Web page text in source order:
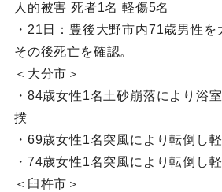
人的被害 死者1名 軽傷5名
・21日：豊後大野市内71歳男性を
その後死亡を確認。
＜大分市＞
・84歳女性1名土砂崩落により浴
撲
・69歳女性1名突風により転倒し
・74歳女性1名突風により転倒し
＜臼杵市＞